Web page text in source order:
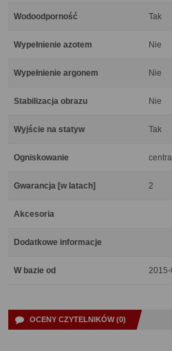
Wodoodporność Tak
Wypełnienie azotem Nie
Wypełnienie argonem Nie
Stabilizacja obrazu Nie
Wyjście na statyw Tak
Ogniskowanie
Gwarancja [w latach] 2
Akcesoria
Dodatkowe informacje
W bazie od
OCENY CZYTELNIKÓW (0)